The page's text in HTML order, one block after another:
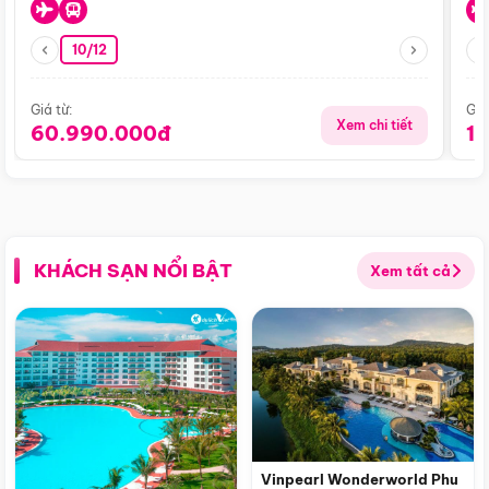
10/12
Giá từ:
60.990.000đ Xem chi tiết
KHÁCH SẠN NỔI BẬT Xem tất cả
Vinpearl Wonderworld Phu